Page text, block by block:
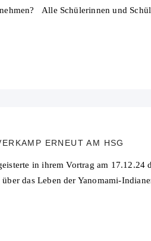
Alle Schülerinnen und
ERNEUT AM HSG
in ihrem Vortrag am 17.12.24
das Leben der Yanomami-